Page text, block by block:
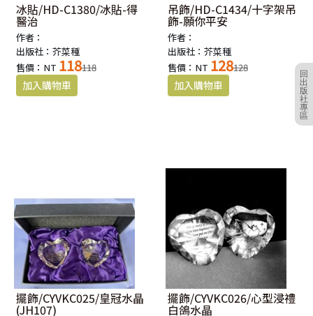
回
出
版
社
專
區
冰貼/HD-C1380/冰貼-得
醫治
作者：
出版社：芥菜種
售價：NT 118118
吊飾/HD-C1434/十字架吊
飾-願你平安
作者：
出版社：芥菜種
售價：NT 128128
擺飾/CYVKC025/皇冠水晶
(JH107)
擺飾/CYVKC026/心型浸禮
白鴿水晶